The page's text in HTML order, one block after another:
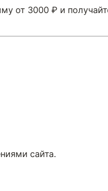
от 3000 ₽ и
сайта.